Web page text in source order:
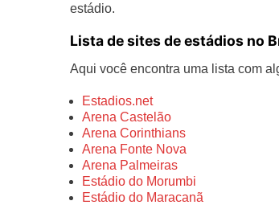
estádio.
Lista de sites de estádios no
Aqui você encontra uma lista com
Estadios.net
Arena Castelão
Arena Corinthians
Arena Fonte Nova
Arena Palmeiras
Estádio do Morumbi
Estádio do Maracanã